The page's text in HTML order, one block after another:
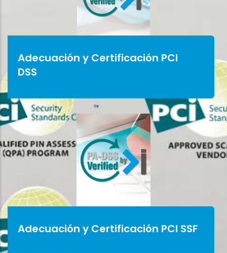
Adecuación y Certificación PCI
DSS
Adecuación y Certificación PCI SSF